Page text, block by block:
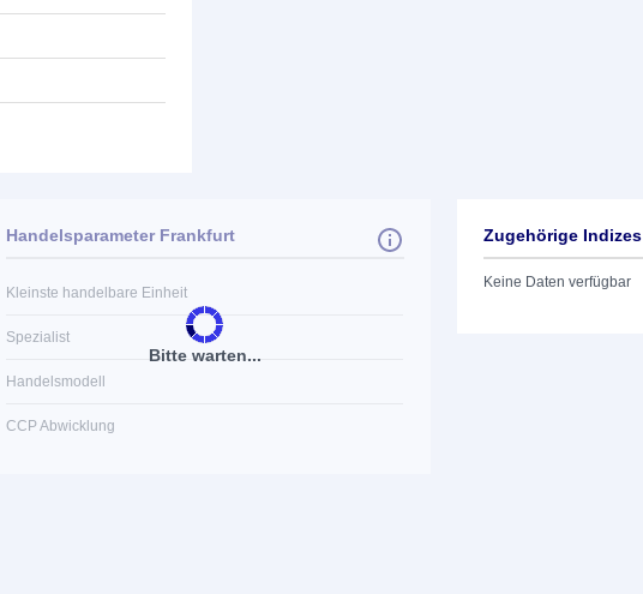
Bitte warten...
Handelsparameter Frankfurt
Kleinste handelbare Einheit
Spezialist
Handelsmodell
CCP Abwicklung
Zugehörige Indizes
Keine Daten verfügbar